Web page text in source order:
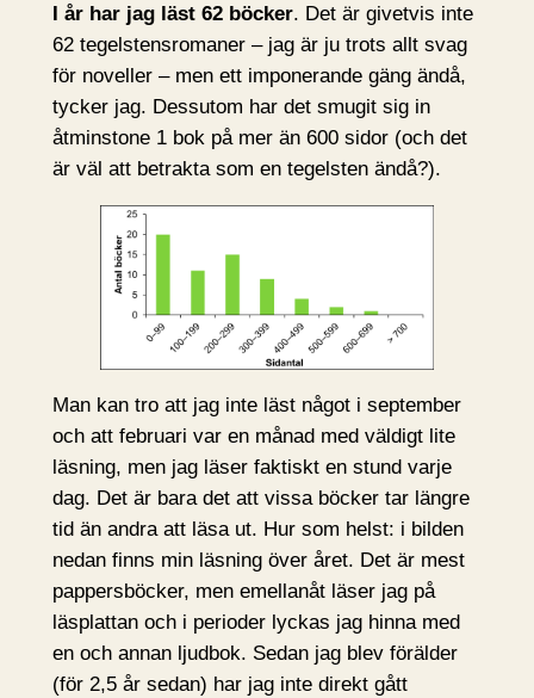
I år har jag läst 62 böcker. Det är givetvis inte
62 tegelstensromaner – jag är ju trots allt svag
för noveller – men ett imponerande gäng ändå,
tycker jag. Dessutom har det smugit sig in
åtminstone 1 bok på mer än 600 sidor (och det
är väl att betrakta som en tegelsten ändå?).
Man kan tro att jag inte läst något i september
och att februari var en månad med väldigt lite
läsning, men jag läser faktiskt en stund varje
dag. Det är bara det att vissa böcker tar längre
tid än andra att läsa ut. Hur som helst: i bilden
nedan finns min läsning över året. Det är mest
pappersböcker, men emellanåt läser jag på
läsplattan och i perioder lyckas jag hinna med
en och annan ljudbok. Sedan jag blev förälder
(för 2,5 år sedan) har jag inte direkt gått